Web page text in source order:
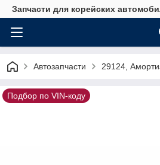
Запчасти для корейских
Автозапчасти 29124,
Подбор по VIN-коду